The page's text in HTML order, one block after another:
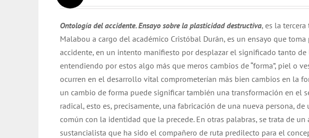
era:
$ 14.000.
es:
$ 9.800.
Ontología del accidente. Ensayo sobre la plasticidad destructiva, es la
Malabou a cargo del académico Cristóbal Durán, es un ensayo que
accidente, en un intento manifiesto por desplazar el significado tanto
entendiendo por estos algo más que meros cambios de “forma”, piel o
ocurren en el desarrollo vital comprometerían más bien cambios en la
un cambio de forma puede significar también una transformación en el
radical, esto es, precisamente, una fabricación de una nueva persona,
común con la identidad que la precede. En otras palabras, se trata de
sustancialista que ha sido el compañero de ruta predilecto para el